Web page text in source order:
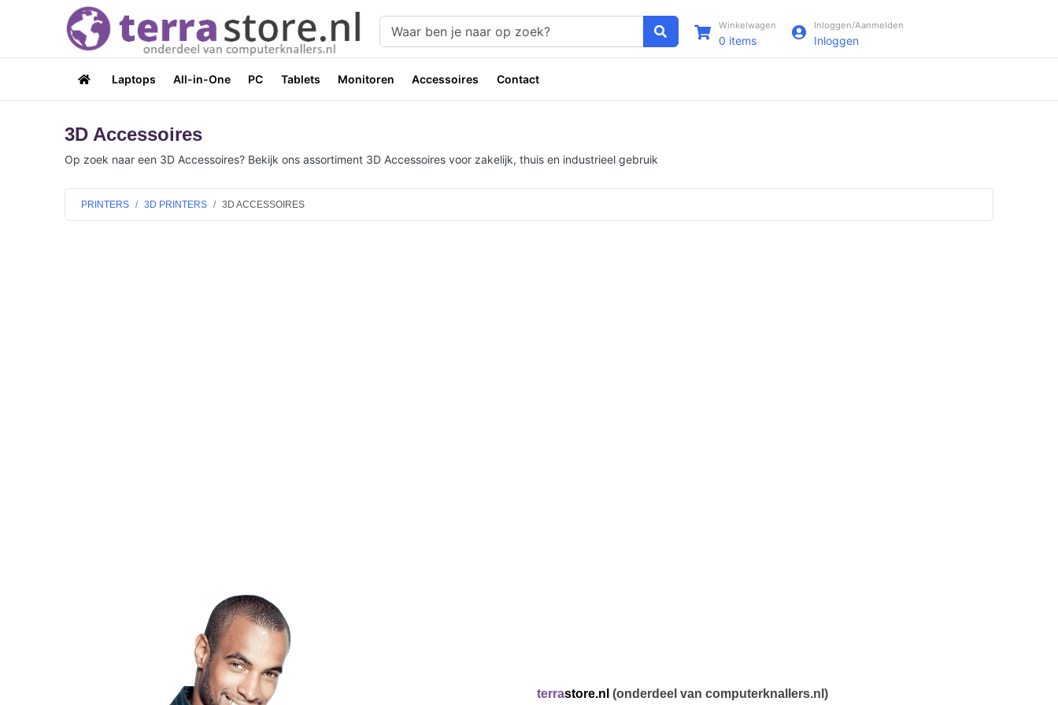
Winkelwagen
0 items
Inloggen/Aanmelden
Inloggen
Laptops All-in-One PC Tablets Monitoren Accessoires Contact
3D Accessoires
Op zoek naar een 3D Accessoires? Bekijk ons assortiment 3D Accessoires voor zakelijk, thuis en industrieel gebruik
PRINTERS 3D PRINTERS 3D ACCESSOIRES
terrastore.nl (onderdeel van computerknallers.nl)